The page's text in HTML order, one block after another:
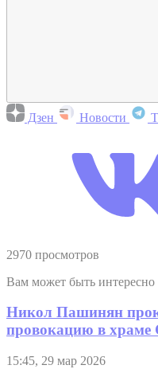
Дзен Новости
2970 просмотров
Вам может быть интересно
Никол Пашинян
провокацию в
15:45, 29 мар 2026